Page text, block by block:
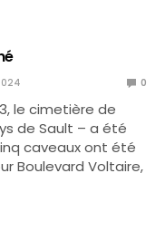
0
le cimetière de
de Sault – a été
caveaux ont été
Boulevard Voltaire,